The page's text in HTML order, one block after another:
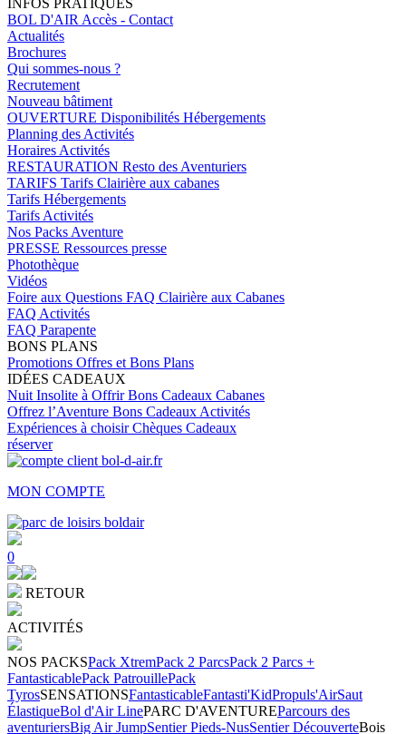
INFOS PRATIQUES
BOL D'AIR Accès - Contact
Actualités
Brochures
Qui sommes-nous ?
Recrutement
Nouveau bâtiment
OUVERTURE Disponibilités Hébergements
Planning des Activités
Horaires Activités
RESTAURATION Resto des Aventuriers
TARIFS Tarifs Clairière aux cabanes
Tarifs Hébergements
Tarifs Activités
Nos Packs Aventure
PRESSE Ressources presse
Photothèque
Vidéos
Foire aux Questions FAQ Clairière aux Cabanes
FAQ Activités
FAQ Parapente
BONS PLANS
Promotions Offres et Bons Plans
IDÉES CADEAUX
Nuit Insolite à OffrirBons Cadeaux Cabanes
Offrez l’Aventure Bons Cadeaux Activités
Expériences à choisirChèques Cadeaux
réserver
MON COMPTE
0
RETOUR
ACTIVITÉS
NOS PACKSPack XtremPack 2 ParcsPack 2 Parcs +
FantasticablePack PatrouillePack
TyrosSENSATIONSFantasticableFantasti'KidPropuls'AirSaut
ÉlastiqueBol d'Air LinePARC D'AVENTUREParcours des
aventuriersBig Air JumpSentier Pieds-NusSentier DécouverteBois